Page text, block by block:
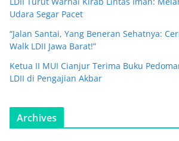
Udara Segar Pacet
“Jalan Santai, Yang Beneran Sehatnya:
Walk LDII Jawa Barat!”
Ketua II MUI Cianjur Terima Buku
LDII di Pengajian Akbar
Archives